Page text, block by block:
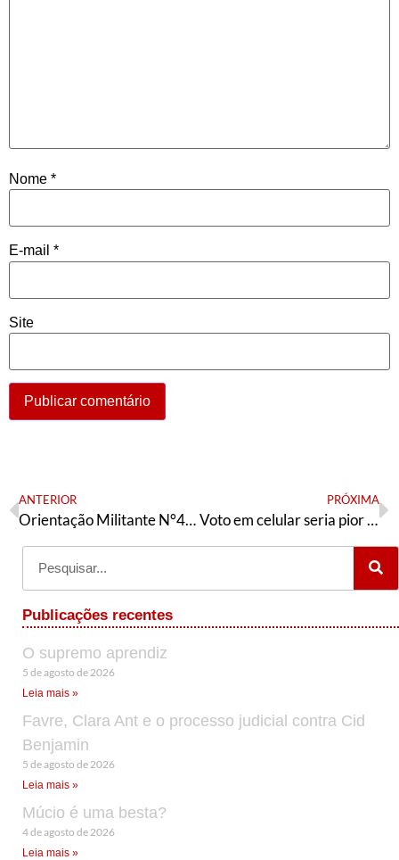
Nome *
E-mail *
Site
ANTERIOR
Orientação Militante N°460 (21 de abril de 2025)
PRÓXIMA
Voto em celular seria pior que um crime
Publicações recentes
O supremo aprendiz
5 de agosto de 2026
Leia mais »
Favre, Clara Ant e o processo judicial contra Cid
Benjamin
5 de agosto de 2026
Leia mais »
Múcio é uma besta?
4 de agosto de 2026
Leia mais »